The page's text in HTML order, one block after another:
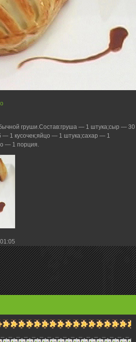
груши.Состав:груша — 1 штука;сыр — 30
— 1 кусочек;яйцо — 1 штука;сахар — 1
— 1 порция.